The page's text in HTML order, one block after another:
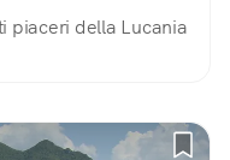
piaceri della Lucania